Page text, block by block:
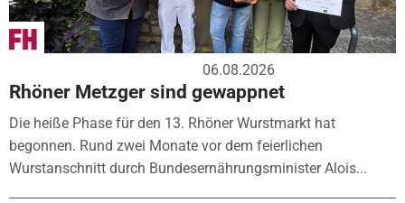
06.08.2026
Rhöner Metzger sind gewappnet
Die heiße Phase für den 13. Rhöner Wurstmarkt hat
begonnen. Rund zwei Monate vor dem feierlichen
Wurstanschnitt durch Bundesernährungsminister Alois...